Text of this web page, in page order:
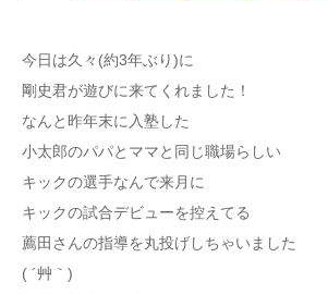
今日は久々(約3年ぶり)に
剛史君が遊びに来てくれました！
なんと昨年末に入塾した
小太郎のパパとママと同じ職場らしい
キックの選手なんで来月に
キックの試合デビューを控えてる
薦田さんの指導を丸投げしちゃいました
( ´艸｀)